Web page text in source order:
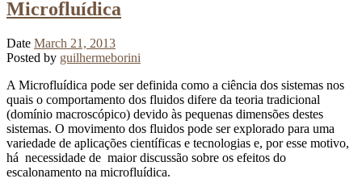
Microfluídica
Date March 21, 2013
Posted by guilhermeborini
A Microfluídica pode ser definida como a ciência dos sistemas nos
quais o comportamento dos fluidos difere da teoria tradicional
(domínio macroscópico) devido às pequenas dimensões destes
sistemas. O movimento dos fluidos pode ser explorado para uma
variedade de aplicações científicas e tecnologias e, por esse motivo,
há necessidade de maior discussão sobre os efeitos do
escalonamento na microfluídica.